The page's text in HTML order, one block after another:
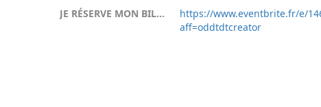
JE RÉSERVE MON BILLET:
https://www.eventbrite.fr/e/
aff=oddtdtcreator